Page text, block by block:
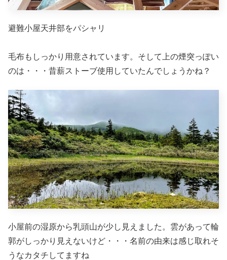
避難小屋天井部をパシャリ
毛布もしっかり用意されています。そして上の煙突っぽい
のは・・・昔薪ストーブ使用していたんでしょうかね？
小屋前の湿原から乳頭山が少し見えました。雲があって輪
郭がしっかり見えないけど・・・名前の由来は感じ取れそ
うなカタチしてますね